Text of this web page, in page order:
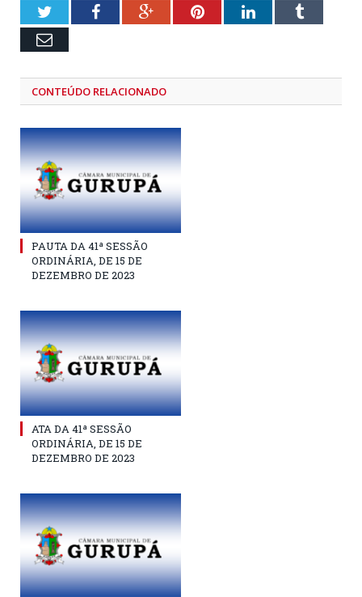
TwitterFacebookGoogle+PinterestLinkedInTumblr
Email
CONTEÚDO RELACIONADO
PAUTA DA 41ª SESSÃO
ORDINÁRIA, DE 15 DE
DEZEMBRO DE 2023
ATA DA 41ª SESSÃO
ORDINÁRIA, DE 15 DE
DEZEMBRO DE 2023